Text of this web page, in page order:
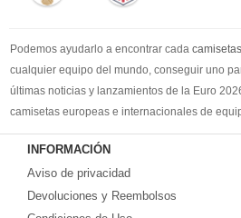
Podemos ayudarlo a encontrar cada
cualquier equipo del mundo, conseguir uno
últimas noticias y lanzamientos de la Euro
camisetas europeas e internacionales de
Comprecamisetas de futbol baratasen la
Europa. ¡Grandes ofertas en todas las
europeos e internacionales, todo a los precios
Compre nuestra gran selección de
INFORMACIÓN
Aviso de privacidad
Devoluciones y Reembolsos